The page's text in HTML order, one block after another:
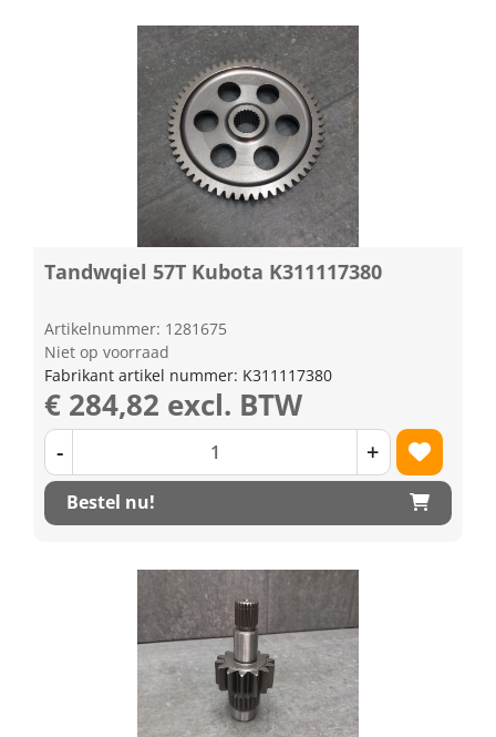
Tandwqiel 57T Kubota K311117380
Artikelnummer: 1281675
Niet op voorraad
Fabrikant artikel nummer: K311117380
€ 284,82 excl. BTW
- +
Bestel nu!